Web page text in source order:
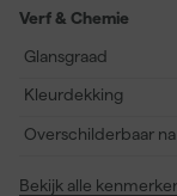
Verf & Chemie
Glansgraad
Kleurdekking
Overschilderbaar na
Bekijk alle